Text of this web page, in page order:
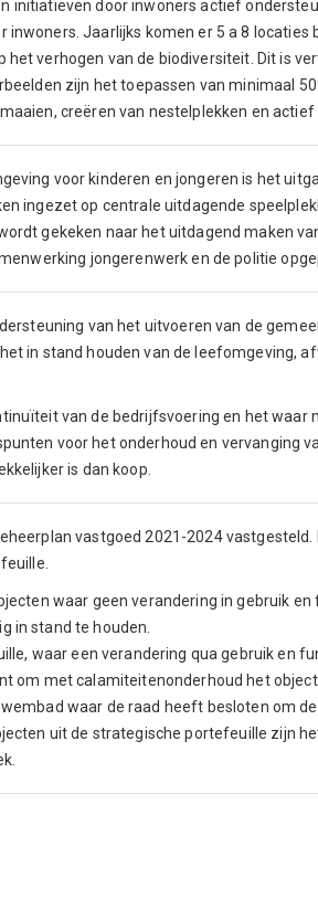
initiatieven door inwoners actief
inwoners. Jaarlijks komen er 5 a 8 locaties
het verhogen van de biodiversiteit. Dit is
zijn het toepassen van minimaal
creëren van nestelplekken en actief
voor kinderen en jongeren is het
ingezet op centrale uitdagende
gekeken naar het uitdagend maken
jongerenwerk en de politie
van het uitvoeren van de
in stand houden van de leefomgeving,
van de bedrijfsvoering en het waar
voor het onderhoud en vervanging
is dan koop.
vastgoed 2021-2024
waar geen verandering in gebruik
in stand te houden.
waar een verandering qua gebruik en
om met calamiteitenonderhoud het
waar de raad heeft besloten om
uit de strategische portefeuille zijn